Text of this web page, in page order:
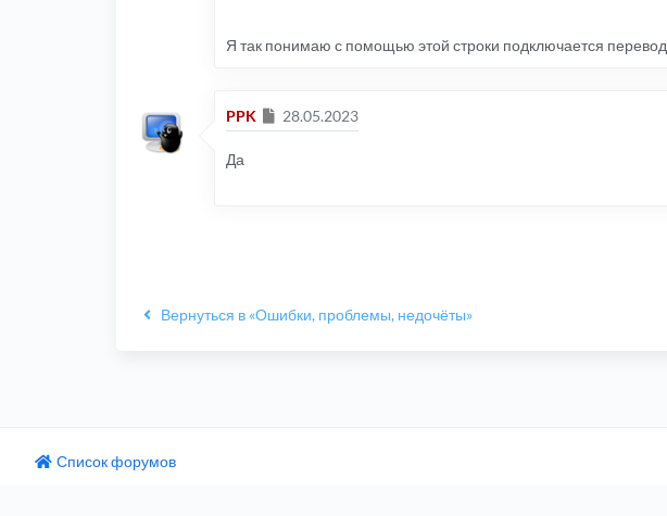
Я так понимаю с помощью этой строки подключается перевод
PPK Сообщение
28.05.2023
Да
Вернуться в «Ошибки, проблемы, недочёты»
Список форумов